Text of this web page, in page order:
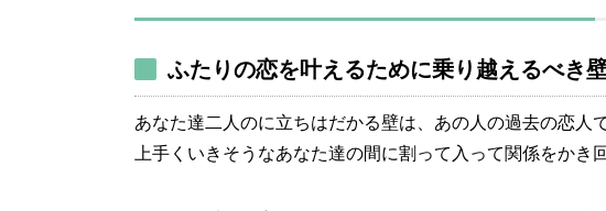
ふたりの恋を叶えるために乗り越えるべき
あなた達二人のに立ちはだかる壁は、あの人の過去の恋人で
上手くいきそうなあなた達の間に割って入って関係をかき